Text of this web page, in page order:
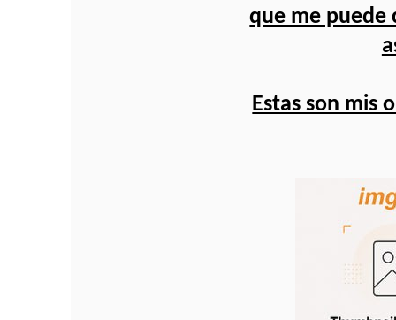
que me puede
Estas son mis